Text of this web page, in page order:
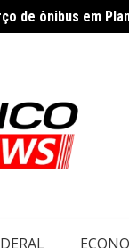
de ônibus em